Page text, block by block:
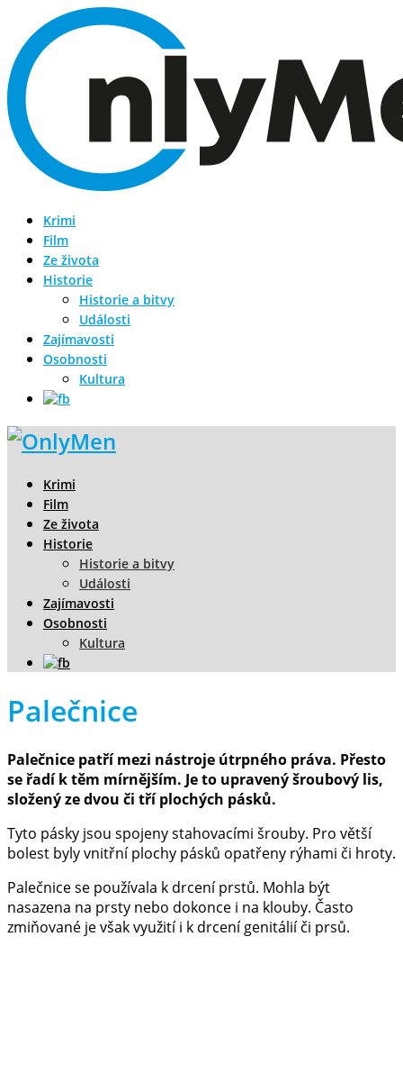
Krimi
Film
Ze života
Historie
Historie a bitvy
Události
Zajímavosti
Osobnosti
Kultura
Krimi
Film
Ze života
Historie
Historie a bitvy
Události
Zajímavosti
Osobnosti
Kultura
Palečnice
Palečnice patří mezi nástroje útrpného práva. Přesto
se řadí k těm mírnějším. Je to upravený šroubový lis,
složený ze dvou či tří plochých pásků.
Tyto pásky jsou spojeny stahovacími šrouby. Pro větší
bolest byly vnitřní plochy pásků opatřeny rýhami či hroty.
Palečnice se používala k drcení prstů. Mohla být
nasazena na prsty nebo dokonce i na klouby. Často
zmiňované je však využití i k drcení genitálií či prsů.